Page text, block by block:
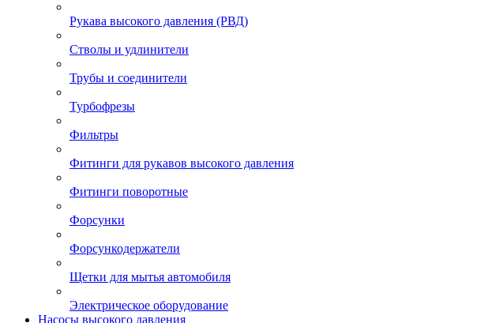
Рукава высокого давления (РВД)
Стволы и удлинители
Трубы и соединители
Турбофрезы
Фильтры
Фитинги для рукавов высокого давления
Фитинги поворотные
Форсунки
Форсункодержатели
Щетки для мытья автомобиля
Электрическое оборудование
Насосы высокого давления